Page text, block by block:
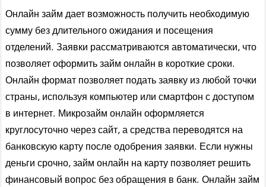
Онлайн займ дает возможность получить необходимую
сумму без длительного ожидания и посещения
отделений. Заявки рассматриваются автоматически, что
позволяет оформить займ онлайн в короткие сроки.
Онлайн формат позволяет подать заявку из любой точки
страны, используя компьютер или смартфон с доступом
в интернет. Микрозайм онлайн оформляется
круглосуточно через сайт, а средства переводятся на
банковскую карту после одобрения заявки. Если нужны
деньги срочно, займ онлайн на карту позволяет решить
финансовый вопрос без обращения в банк. Онлайн займ